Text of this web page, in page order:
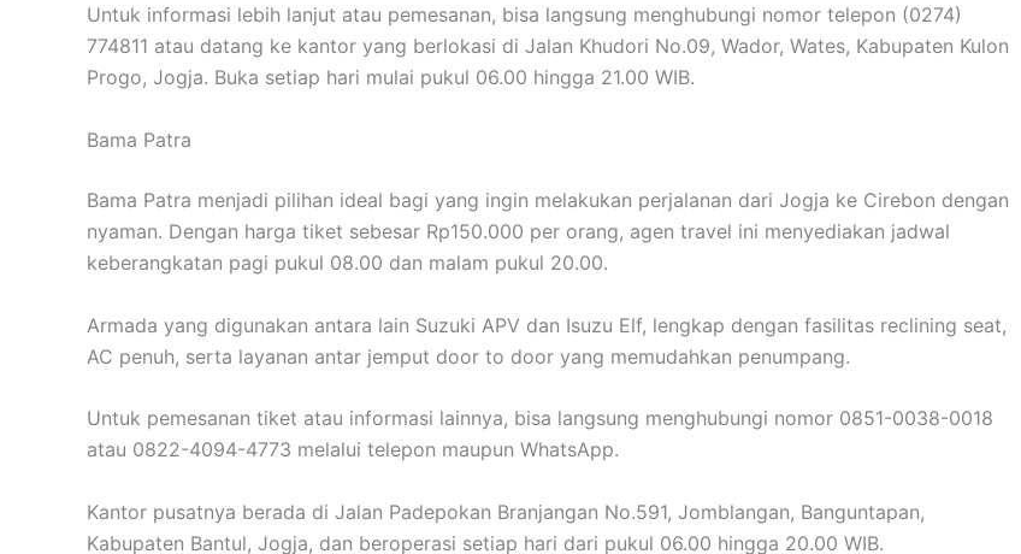
Untuk informasi lebih lanjut atau pemesanan, bisa langsung menghubungi nomor telepon (0274)
774811 atau datang ke kantor yang berlokasi di Jalan Khudori No.09, Wador, Wates, Kabupaten Kulon
Progo, Jogja. Buka setiap hari mulai pukul 06.00 hingga 21.00 WIB.
Bama Patra
Bama Patra menjadi pilihan ideal bagi yang ingin melakukan perjalanan dari Jogja ke Cirebon dengan
nyaman. Dengan harga tiket sebesar Rp150.000 per orang, agen travel ini menyediakan jadwal
keberangkatan pagi pukul 08.00 dan malam pukul 20.00.
Armada yang digunakan antara lain Suzuki APV dan Isuzu Elf, lengkap dengan fasilitas reclining seat,
AC penuh, serta layanan antar jemput door to door yang memudahkan penumpang.
Untuk pemesanan tiket atau informasi lainnya, bisa langsung menghubungi nomor 0851-0038-0018
atau 0822-4094-4773 melalui telepon maupun WhatsApp.
Kantor pusatnya berada di Jalan Padepokan Branjangan No.591, Jomblangan, Banguntapan,
Kabupaten Bantul, Jogja, dan beroperasi setiap hari dari pukul 06.00 hingga 20.00 WIB.